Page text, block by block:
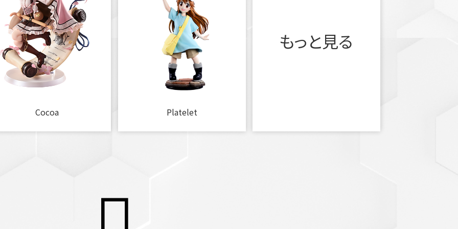
Cocoa Platelet
もっと見る